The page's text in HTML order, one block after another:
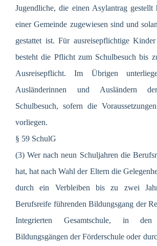
Jugendliche, die einen Asylantrag gestellt
einer Gemeinde zugewiesen sind und
gestattet ist. Für ausreisepflichtige
besteht die Pflicht zum Schulbesuch bis
Ausreisepflicht. Im Übrigen
Ausländerinnen und Ausländern
Schulbesuch, sofern die
vorliegen.
§ 59 SchulG
(3) Wer nach neun Schuljahren die
hat, hat nach Wahl der Eltern die
durch ein Verbleiben bis zu zwei
Berufsreife führenden Bildungsgang der
Integrierten Gesamtschule, in den
Bildungsgängen der Förderschule oder